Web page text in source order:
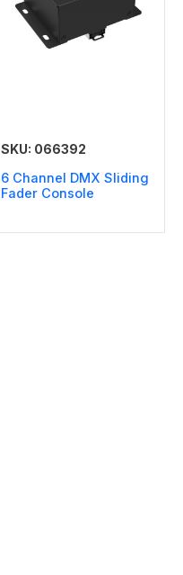
SKU: 066392
6 Channel DMX Sliding
Fader Console